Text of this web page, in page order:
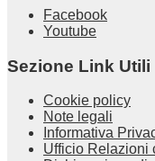
Facebook
Youtube
Sezione Link Utili
Cookie policy
Note legali
Informativa
Ufficio Relazioni